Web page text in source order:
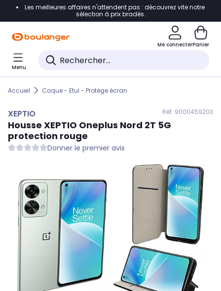
Accéder directement à la navigation
Accéder directement au pied de page
Accéder directement au chatbot
Les meilleures affaires n'attendent pas : découvrez vite notre
sélection à prix bradés.
Me connecterPanier
Menu
Accueil Coque - Etui - Protège écran
XEPTIO Réf. 9000459203
Housse XEPTIO Oneplus Nord 2T 5G
protection rouge
Donner le premier avis